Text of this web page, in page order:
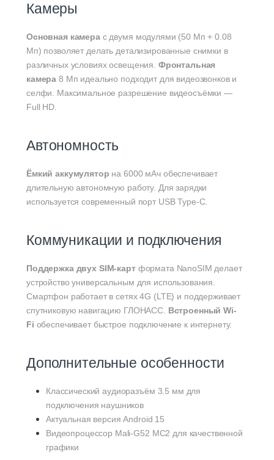
Камеры
Основная камерас двумя модулями (50 Мп + 0.08
Мп) позволяет делать детализированные снимки в
различных условиях освещения. Фронтальная
камера 8 Мп идеально подходит для видеозвонков и
селфи. Максимальное разрешение видеосъёмки —
Full HD.
Автономность
Ёмкий аккумулятор на 6000 мАч обеспечивает
длительную автономную работу. Для зарядки
используется современный порт USB Type-C.
Коммуникации и подключения
Поддержка двух SIM-картформата NanoSIM делает
устройство универсальным для использования.
Смартфон работает в сетях 4G (LTE) и поддерживает
спутниковую навигацию ГЛОНАСС. Встроенный Wi-
Fi обеспечивает быстрое подключение к интернету.
Дополнительные особенности
Классический аудиоразъём 3.5 мм для
подключения наушников
Актуальная версия Android 15
Видеопроцессор Mali-G52 MC2 для качественной
графики